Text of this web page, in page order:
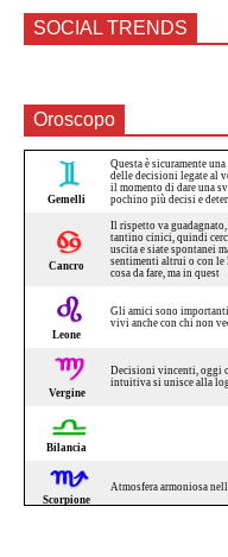
SOCIAL TRENDS
Oroscopo